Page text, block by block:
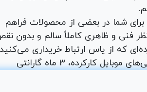
شما در بعضی از محصولات فراهم
فنی و ظاهری کاملاً سالم و بدون
که از یاس ارتباط خریداری
شامل ۷ روز مهلت تست و ضمانت اصالت کالا است. به طور خاص برای گوشی‌های موبایل کارکرده، ۳ ماه گارانتی
وسیعی از محصولات دیجیتال